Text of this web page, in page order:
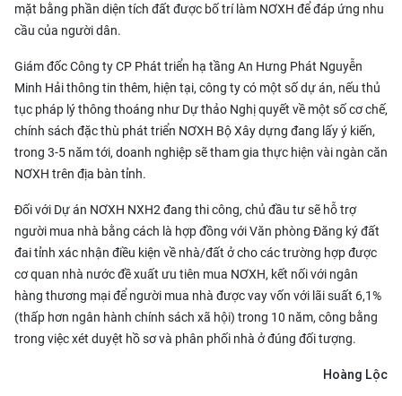
mặt bằng phần diện tích đất được bố trí làm NƠXH để đáp ứng nhu
cầu của người dân.
Giám đốc Công ty CP Phát triển hạ tầng An Hưng Phát Nguyễn
Minh Hải thông tin thêm, hiện tại, công ty có một số dự án, nếu thủ
tục pháp lý thông thoáng như Dự thảo Nghị quyết về một số cơ chế,
chính sách đặc thù phát triển NƠXH Bộ Xây dựng đang lấy ý kiến,
trong 3-5 năm tới, doanh nghiệp sẽ tham gia thực hiện vài ngàn căn
NƠXH trên địa bàn tỉnh.
Đối với Dự án NƠXH NXH2 đang thi công, chủ đầu tư sẽ hỗ trợ
người mua nhà bằng cách là hợp đồng với Văn phòng Đăng ký đất
đai tỉnh xác nhận điều kiện về nhà/đất ở cho các trường hợp được
cơ quan nhà nước đề xuất ưu tiên mua NƠXH, kết nối với ngân
hàng thương mại để người mua nhà được vay vốn với lãi suất 6,1%
(thấp hơn ngân hành chính sách xã hội) trong 10 năm, công bằng
trong việc xét duyệt hồ sơ và phân phối nhà ở đúng đối tượng.
Hoàng Lộc